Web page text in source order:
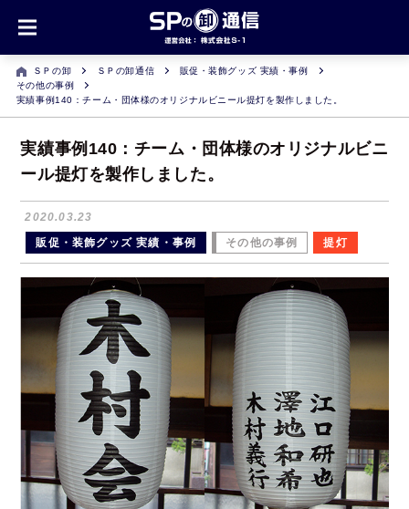
ＳＰの卸 ＳＰの卸通信
販促・装飾グッズ 実績・事例
その他の事例
実績事例140：チーム・団体様のオリジナルビニール提灯を製作しました。
実績事例140：チーム・団体様のオリジナルビニ
ール提灯を製作しました。
2020.03.23
販促・装飾グッズ 実績・事例
その他の事例 提灯